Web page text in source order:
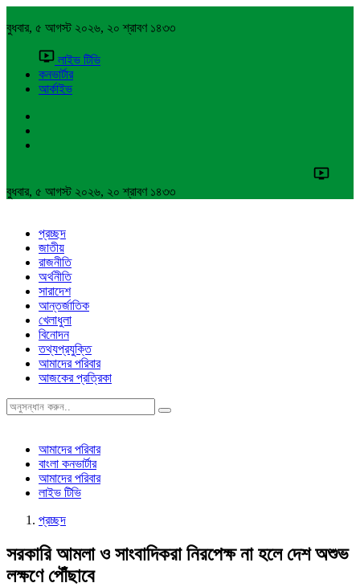
বুধবার, ৫ আগস্ট ২০২৬, ২০ শ্রাবণ ১৪৩৩
লাইভ টিভি
কনভার্টার
আর্কাইভ
বুধবার, ৫ আগস্ট ২০২৬, ২০ শ্রাবণ ১৪৩৩
প্রচ্ছদ
জাতীয়
রাজনীতি
অর্থনীতি
সারাদেশ
আন্তর্জাতিক
খেলাধুলা
বিনোদন
তথ্যপ্রযুক্তি
আমাদের পরিবার
আজকের প্রত্রিকা
আমাদের পরিবার
বাংলা কনভার্টার
আমাদের পরিবার
লাইভ টিভি
প্রচ্ছদ
সরকারি আমলা ও সাংবাদিকরা নিরপেক্ষ না হলে দেশ অশুভ
লক্ষণে পৌঁছাবে